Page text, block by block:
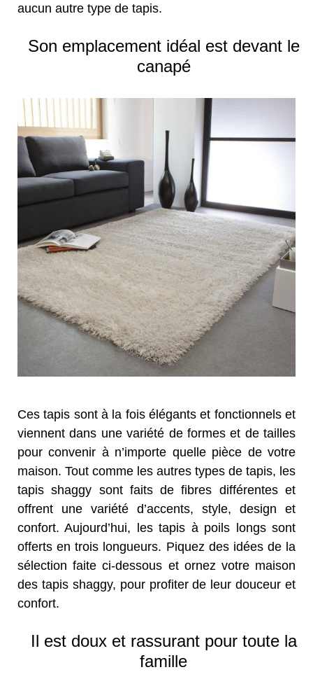
aucun autre type de tapis.
Son emplacement idéal est devant le
canapé
Ces tapis sont à la fois élégants et fonctionnels et
viennent dans une variété de formes et de tailles
pour convenir à n’importe quelle pièce de votre
maison. Tout comme les autres types de tapis, les
tapis shaggy sont faits de fibres différentes et
offrent une variété d’accents, style, design et
confort. Aujourd’hui, les tapis à poils longs sont
offerts en trois longueurs. Piquez des idées de la
sélection faite ci-dessous et ornez votre maison
des tapis shaggy, pour profiter de leur douceur et
confort.
Il est doux et rassurant pour toute la
famille